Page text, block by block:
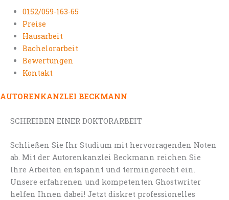
0152/059-163-65
Preise
Hausarbeit
Bachelorarbeit
Bewertungen
Kontakt
AUTORENKANZLEI BECKMANN
SCHREIBEN EINER DOKTORARBEIT
Schließen Sie Ihr Studium mit hervorragenden Noten
ab. Mit der Autorenkanzlei Beckmann reichen Sie
Ihre Arbeiten entspannt und termingerecht ein.
Unsere erfahrenen und kompetenten Ghostwriter
helfen Ihnen dabei! Jetzt diskret professionelles